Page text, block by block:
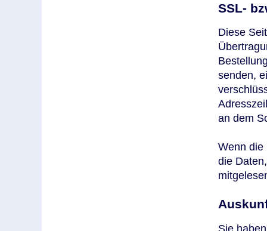
SSL-
Diese
senden,
an dem
Wenn die
die
Sie